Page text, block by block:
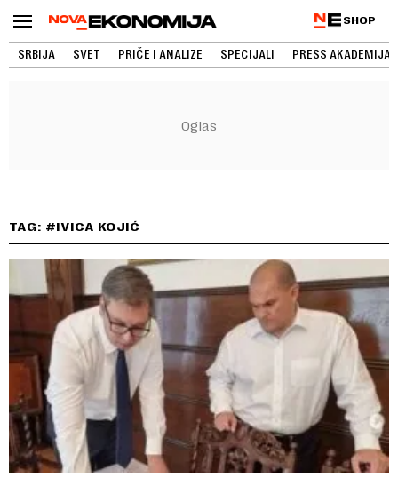
SHOP
SRBIJA SVET PRIČE I ANALIZE SPECIJALI PRESS AKADEMIJA
TAG: #IVICA KOJIĆ